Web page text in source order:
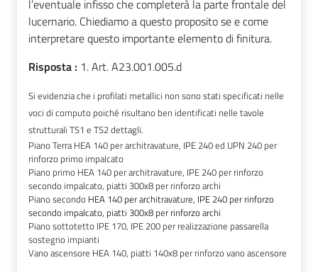
l’eventuale infisso che completerà la parte frontale del
lucernario. Chiediamo a questo proposito se e come
interpretare questo importante elemento di finitura.
Risposta : 1. Art. A23.001.005.d
Si evidenzia che i profilati metallici non sono stati specificati nelle
voci di computo poiché risultano ben identificati nelle tavole
strutturali TS1 e TS2 dettagli.
Piano Terra HEA 140 per architravature, IPE 240 ed UPN 240 per
rinforzo primo impalcato
Piano primo HEA 140 per architravature, IPE 240 per rinforzo
secondo impalcato, piatti 300x8 per rinforzo archi
Piano secondo HEA 140 per architravature, IPE 240 per rinforzo
secondo impalcato, piatti 300x8 per rinforzo archi
Piano sottotetto IPE 170, IPE 200 per realizzazione passarella
sostegno impianti
Vano ascensore HEA 140, piatti 140x8 per rinforzo vano ascensore